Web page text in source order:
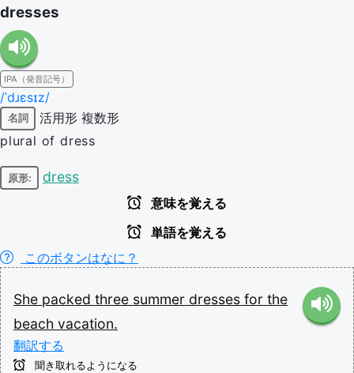
dresses
IPA（発音記号）
/ˈdɹɛsɪz/
名詞 活用形 複数形
plural of dress
原形: dress
意味を覚える
単語を覚える
このボタンはなに？
She packed three summer dresses for the
beach vacation.
翻訳する
聞き取れるようになる